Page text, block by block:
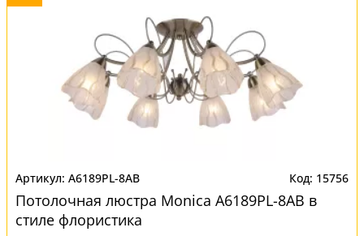
A6189PL-8AB 15756
Потолочная люстра Monica A6189PL-8AB в
стиле флористика